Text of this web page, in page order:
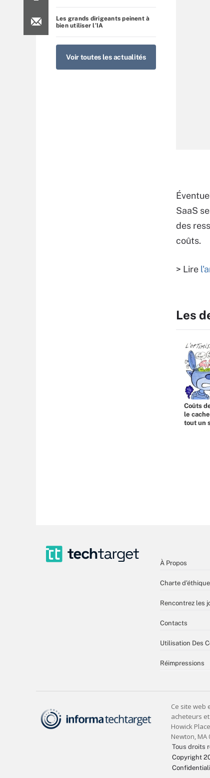
Les grands dirigeants peinent à
bien utiliser l’IA
Voir toutes les actualités
SaaS
des
coûts.
> Lire
Les
Coûts
le
tout un
À Propos
Charte
Rencontrez les
Contacts
Utilisation Des
Réimpressions
Tous droits
Copyright